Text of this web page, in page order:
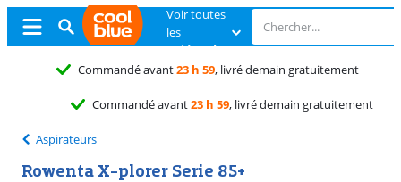
Voir toutes
les
catégories
Échangegratuit
Échangegratuit
Aspirateurs
Rowenta X-plorer Serie 85+